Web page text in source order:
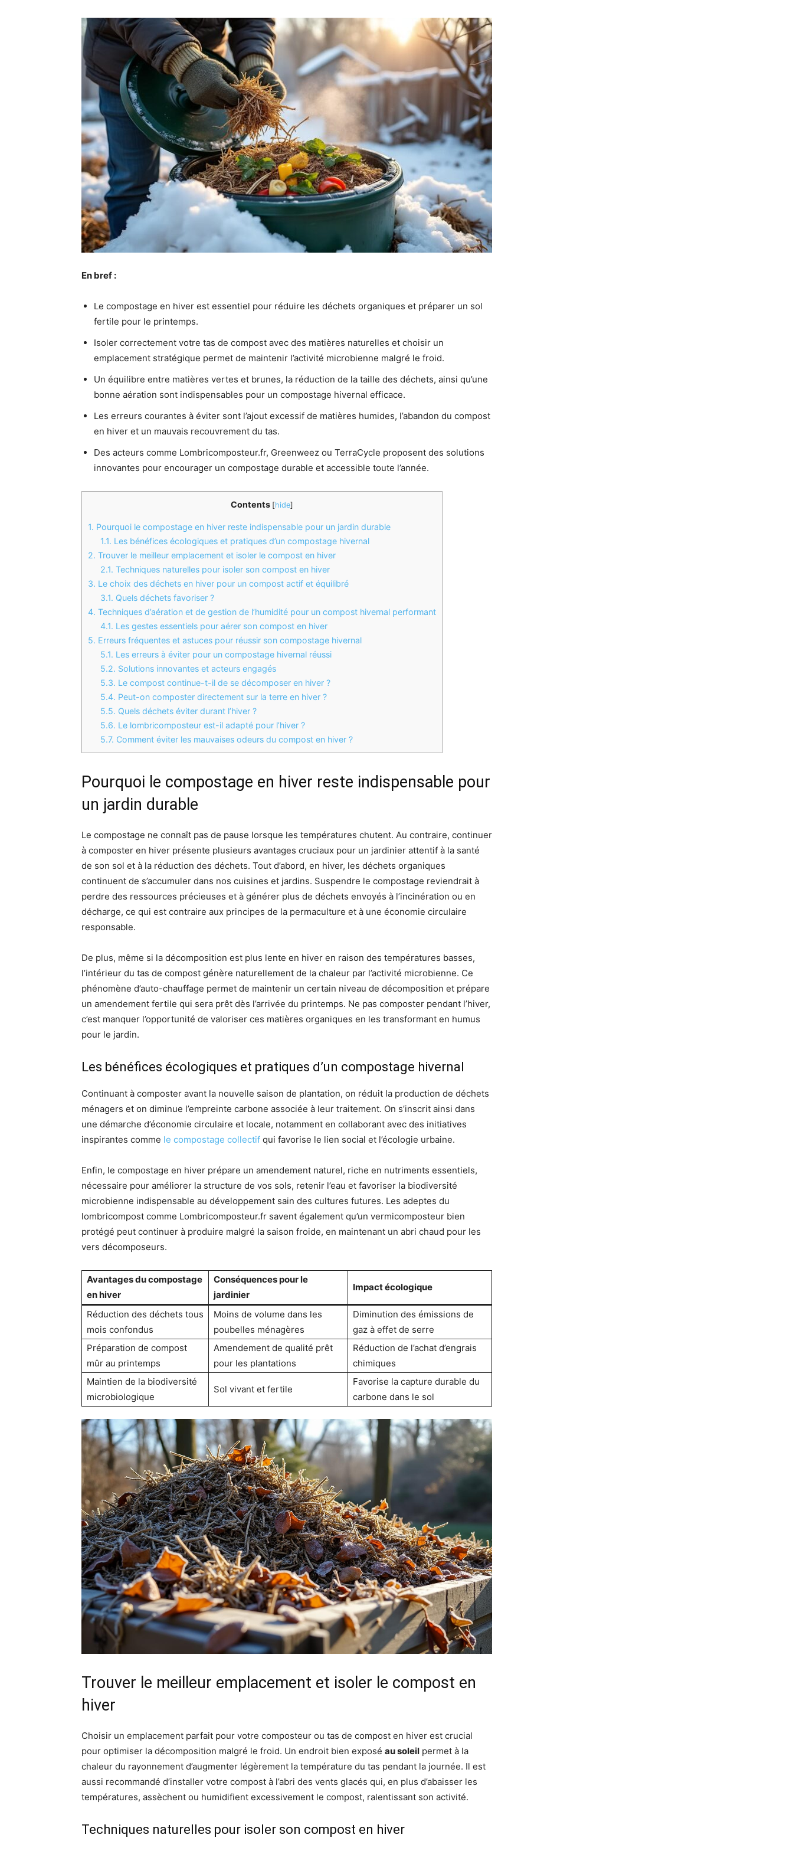
En bref :
Le compostage en hiver est essentiel pour réduire les déchets organiques et préparer un sol
fertile pour le printemps.
Isoler correctement votre tas de compost avec des matières naturelles et choisir un
emplacement stratégique permet de maintenir l’activité microbienne malgré le froid.
Un équilibre entre matières vertes et brunes, la réduction de la taille des déchets, ainsi qu’une
bonne aération sont indispensables pour un compostage hivernal efficace.
Les erreurs courantes à éviter sont l’ajout excessif de matières humides, l’abandon du compost
en hiver et un mauvais recouvrement du tas.
Des acteurs comme Lombricomposteur.fr, Greenweez ou TerraCycle proposent des solutions
innovantes pour encourager un compostage durable et accessible toute l’année.
Contents [hide]
1. Pourquoi le compostage en hiver reste indispensable pour un jardin durable
1.1. Les bénéfices écologiques et pratiques d’un compostage hivernal
2. Trouver le meilleur emplacement et isoler le compost en hiver
2.1. Techniques naturelles pour isoler son compost en hiver
3. Le choix des déchets en hiver pour un compost actif et équilibré
3.1. Quels déchets favoriser ?
4. Techniques d’aération et de gestion de l’humidité pour un compost hivernal performant
4.1. Les gestes essentiels pour aérer son compost en hiver
5. Erreurs fréquentes et astuces pour réussir son compostage hivernal
5.1. Les erreurs à éviter pour un compostage hivernal réussi
5.2. Solutions innovantes et acteurs engagés
5.3. Le compost continue-t-il de se décomposer en hiver ?
5.4. Peut-on composter directement sur la terre en hiver ?
5.5. Quels déchets éviter durant l’hiver ?
5.6. Le lombricomposteur est-il adapté pour l’hiver ?
5.7. Comment éviter les mauvaises odeurs du compost en hiver ?
Pourquoi le compostage en hiver reste indispensable pour
un jardin durable
Le compostage ne connaît pas de pause lorsque les températures chutent. Au contraire, continuer
à composter en hiver présente plusieurs avantages cruciaux pour un jardinier attentif à la santé
de son sol et à la réduction des déchets. Tout d’abord, en hiver, les déchets organiques
continuent de s’accumuler dans nos cuisines et jardins. Suspendre le compostage reviendrait à
perdre des ressources précieuses et à générer plus de déchets envoyés à l’incinération ou en
décharge, ce qui est contraire aux principes de la permaculture et à une économie circulaire
responsable.
De plus, même si la décomposition est plus lente en hiver en raison des températures basses,
l’intérieur du tas de compost génère naturellement de la chaleur par l’activité microbienne. Ce
phénomène d’auto-chauffage permet de maintenir un certain niveau de décomposition et prépare
un amendement fertile qui sera prêt dès l’arrivée du printemps. Ne pas composter pendant l’hiver,
c’est manquer l’opportunité de valoriser ces matières organiques en les transformant en humus
pour le jardin.
Les bénéfices écologiques et pratiques d’un compostage hivernal
Continuant à composter avant la nouvelle saison de plantation, on réduit la production de déchets
ménagers et on diminue l’empreinte carbone associée à leur traitement. On s’inscrit ainsi dans
une démarche d’économie circulaire et locale, notamment en collaborant avec des initiatives
inspirantes comme le compostage collectif qui favorise le lien social et l’écologie urbaine.
Enfin, le compostage en hiver prépare un amendement naturel, riche en nutriments essentiels,
nécessaire pour améliorer la structure de vos sols, retenir l’eau et favoriser la biodiversité
microbienne indispensable au développement sain des cultures futures. Les adeptes du
lombricompost comme Lombricomposteur.fr savent également qu’un vermicomposteur bien
protégé peut continuer à produire malgré la saison froide, en maintenant un abri chaud pour les
vers décomposeurs.
Avantages du compostage
en hiver
Conséquences pour le
jardinier
Impact écologique
Réduction des déchets tous
mois confondus
Moins de volume dans les
poubelles ménagères
Diminution des émissions de
gaz à effet de serre
Préparation de compost
mûr au printemps
Amendement de qualité prêt
pour les plantations
Réduction de l’achat d’engrais
chimiques
Maintien de la biodiversité
microbiologique
Sol vivant et fertile
Favorise la capture durable du
carbone dans le sol
Trouver le meilleur emplacement et isoler le compost en
hiver
Choisir un emplacement parfait pour votre composteur ou tas de compost en hiver est crucial
pour optimiser la décomposition malgré le froid. Un endroit bien exposé au soleil permet à la
chaleur du rayonnement d’augmenter légèrement la température du tas pendant la journée. Il est
aussi recommandé d’installer votre compost à l’abri des vents glacés qui, en plus d’abaisser les
températures, assèchent ou humidifient excessivement le compost, ralentissant son activité.
Techniques naturelles pour isoler son compost en hiver